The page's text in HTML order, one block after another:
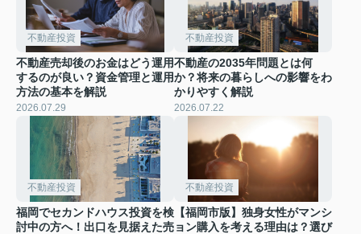
不動産投資
不動産売却後のお金はどう運用
するのが良い？資金管理と運用
方法の基本を解説
2026.07.29
不動産投資
不動産の2035年問題とは何
か？将来の暮らしへの影響をわ
かりやすく解説
2026.07.22
不動産投資
福岡でセカンドハウス投資を検
討中の方へ！出口を見据えた売
不動産投資
【福岡市版】独身女性がマンシ
ョン購入を考える理由は？選び